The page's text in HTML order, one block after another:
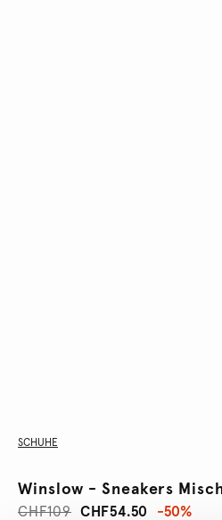
SCHUHE
Winslow - Sneakers
CHF54.50
CHF109 -50%